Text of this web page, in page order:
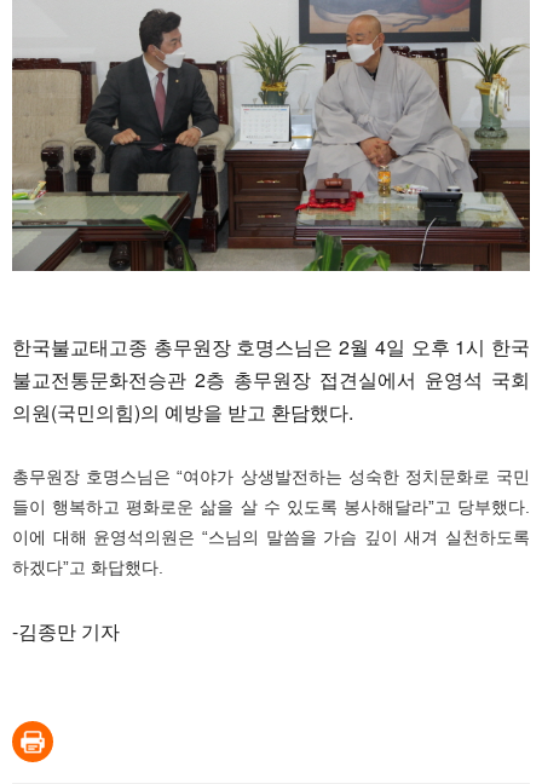
한국불교태고종 총무원장 호명스님은 2월 4일 오후 1시 한국
불교전통문화전승관 2층 총무원장 접견실에서 윤영석 국회
의원(국민의힘)의 예방을 받고 환담했다.
총무원장 호명스님은 “여야가 상생발전하는 성숙한 정치문화로 국민
들이 행복하고 평화로운 삶을 살 수 있도록 봉사해달라”고 당부했다.
이에 대해 윤영석의원은 “스님의 말씀을 가슴 깊이 새겨 실천하도록
하겠다”고 화답했다.
-김종만 기자